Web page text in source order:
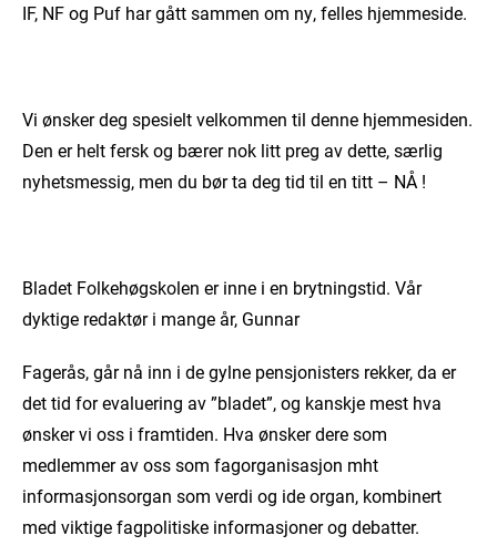
IF, NFog Puf har gått sammen om ny, felles hjemmeside.
Vi ønsker deg spesielt velkommen til denne hjemmesiden.
Den er helt fersk og bærer nok litt preg av dette, særlig
nyhetsmessig, men du bør ta deg tid til en titt – NÅ !
Bladet Folkehøgskolen er inne i en brytningstid. Vår
dyktige redaktør i mange år, Gunnar
Fagerås, går nå inn i de gylne pensjonisters rekker, da er
det tid for evaluering av ”bladet”, og kanskje mest hva
ønsker vi oss i framtiden. Hva ønsker dere som
medlemmer av oss som fagorganisasjon mht
informasjonsorgan som verdi og ide organ, kombinert
med viktige fagpolitiske informasjoner og debatter.